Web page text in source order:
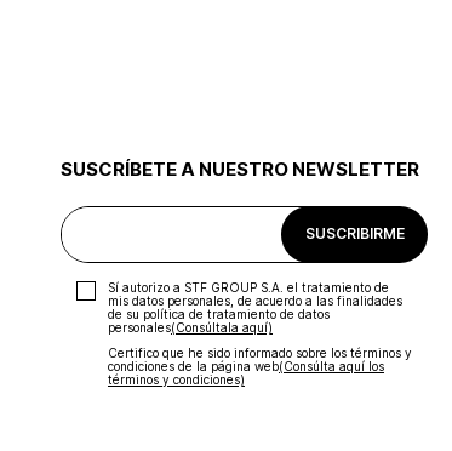
SUSCRÍBETE A NUESTRO NEWSLETTER
SUSCRIBIRME
Sí autorizo a STF GROUP S.A. el tratamiento de
mis datos personales, de acuerdo a las finalidades
de su política de tratamiento de datos
personales‎(Consúltala aquí)
Certifico que he sido informado sobre los términos y
condiciones de la página web‎(Consúlta aquí los
términos y condiciones)